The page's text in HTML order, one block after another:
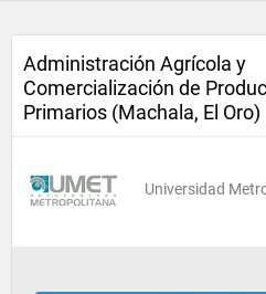
Administración Agrícola y
Comercialización de
Primarios (Machala, El Oro)
Universidad